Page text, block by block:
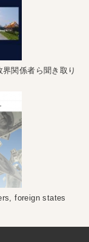
関係者ら聞き取り
foreign states